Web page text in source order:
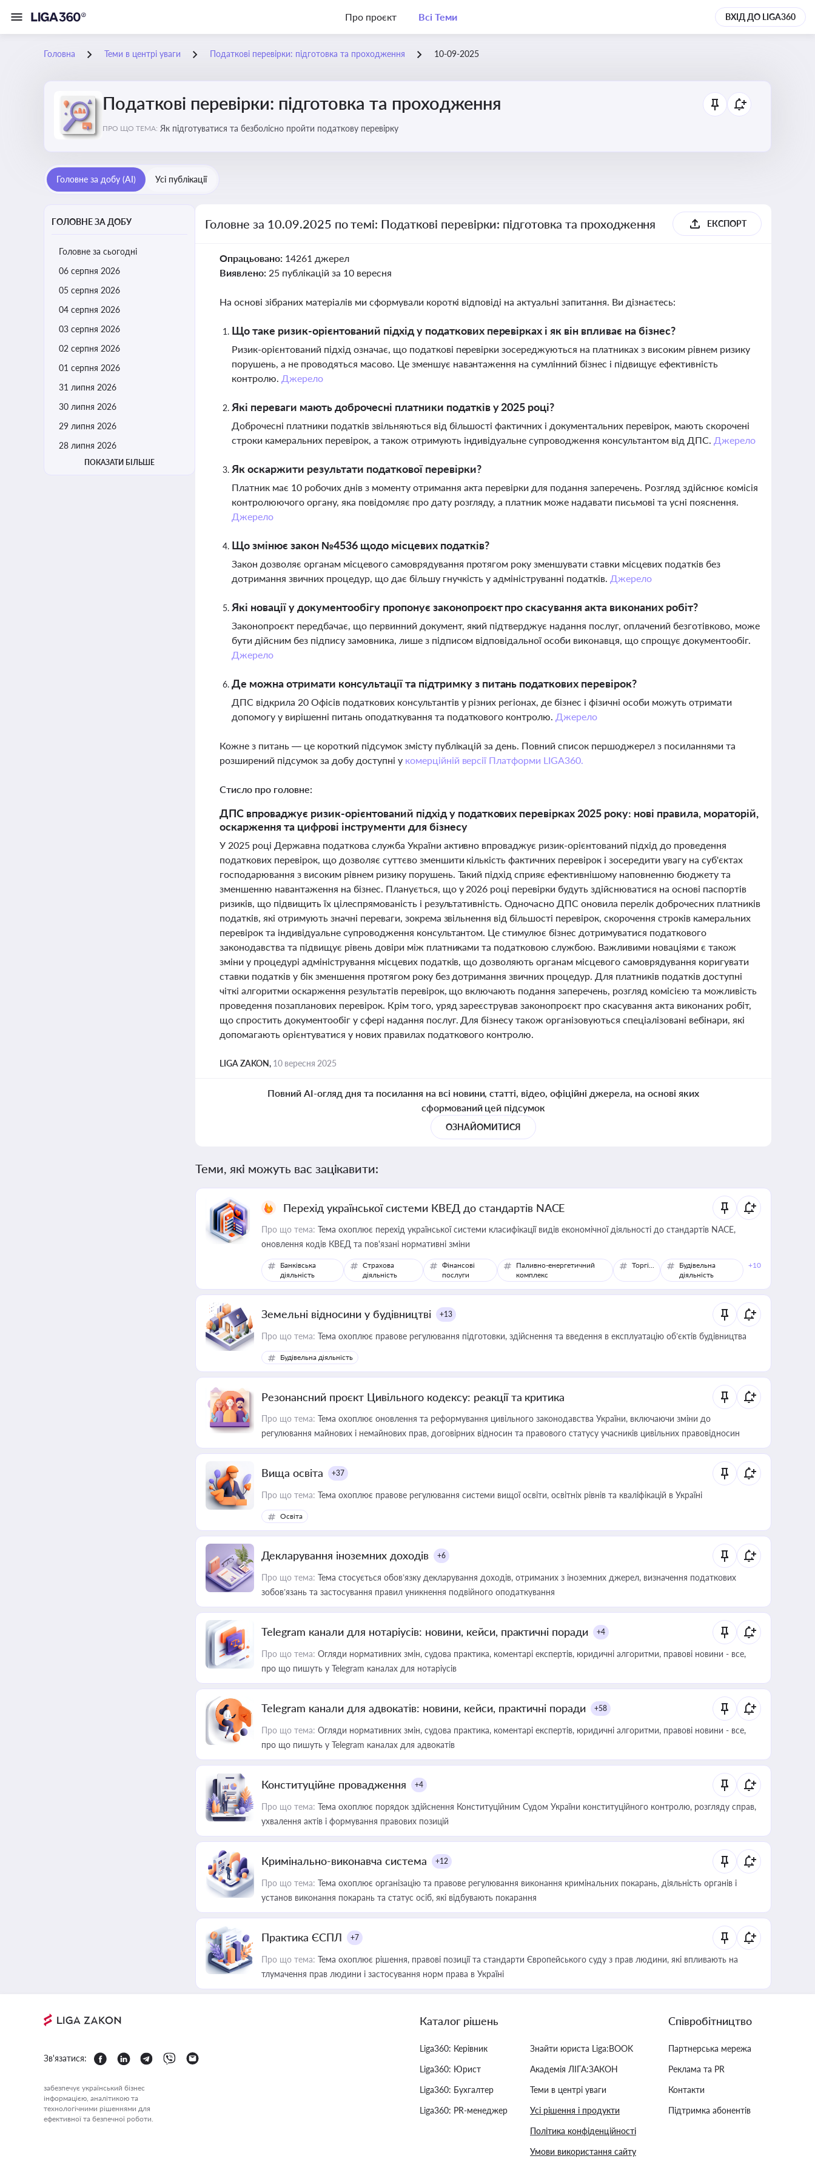
Про проєкт Всі Теми ВХІД ДО LIGA360
Головна Теми в центрі уваги Податкові перевірки: підготовка та проходження 10-09-2025
Податкові перевірки: підготовка та проходження
ПРО ЩО ТЕМА: Як підготуватися та безболісно пройти податкову перевірку
Головне за добу (AI) Усі публікації
ГОЛОВНЕ ЗА ДОБУ
Головне за сьогодні
06 серпня 2026
05 серпня 2026
04 серпня 2026
03 серпня 2026
02 серпня 2026
01 серпня 2026
31 липня 2026
30 липня 2026
29 липня 2026
28 липня 2026
ПОКАЗАТИ БІЛЬШЕ
Головне за 10.09.2025 по темі: Податкові перевірки: підготовка та проходження ЕКСПОРТ
Опрацьовано: 14261 джерел
Виявлено: 25 публікацій за 10 вересня
На основі зібраних матеріалів ми сформували короткі відповіді на актуальні запитання. Ви дізнаєтесь:
Що таке ризик-орієнтований підхід у податкових перевірках і як він впливає на бізнес?
Ризик-орієнтований підхід означає, що податкові перевірки зосереджуються на платниках з високим рівнем ризику
порушень, а не проводяться масово. Це зменшує навантаження на сумлінний бізнес і підвищує ефективність
контролю. Джерело
Які переваги мають доброчесні платники податків у 2025 році?
Доброчесні платники податків звільняються від більшості фактичних і документальних перевірок, мають скорочені
строки камеральних перевірок, а також отримують індивідуальне супроводження консультантом від ДПС. Джерело
Як оскаржити результати податкової перевірки?
Платник має 10 робочих днів з моменту отримання акта перевірки для подання заперечень. Розгляд здійснює комісія
контролюючого органу, яка повідомляє про дату розгляду, а платник може надавати письмові та усні пояснення.
Джерело
Що змінює закон №4536 щодо місцевих податків?
Закон дозволяє органам місцевого самоврядування протягом року зменшувати ставки місцевих податків без
дотримання звичних процедур, що дає більшу гнучкість у адмініструванні податків. Джерело
Які новації у документообігу пропонує законопроєкт про скасування акта виконаних робіт?
Законопроєкт передбачає, що первинний документ, який підтверджує надання послуг, оплачений безготівково, може
бути дійсним без підпису замовника, лише з підписом відповідальної особи виконавця, що спрощує документообіг.
Джерело
Де можна отримати консультації та підтримку з питань податкових перевірок?
ДПС відкрила 20 Офісів податкових консультантів у різних регіонах, де бізнес і фізичні особи можуть отримати
допомогу у вирішенні питань оподаткування та податкового контролю. Джерело
Кожне з питань — це короткий підсумок змісту публікацій за день. Повний список першоджерел з посиланнями та
розширений підсумок за добу доступні у комерційній версії Платформи LIGA360.
Стисло про головне:
ДПС впроваджує ризик-орієнтований підхід у податкових перевірках 2025 року: нові правила, мораторій,
оскарження та цифрові інструменти для бізнесу
У 2025 році Державна податкова служба України активно впроваджує ризик-орієнтований підхід до проведення
податкових перевірок, що дозволяє суттєво зменшити кількість фактичних перевірок і зосередити увагу на суб'єктах
господарювання з високим рівнем ризику порушень. Такий підхід сприяє ефективнішому наповненню бюджету та
зменшенню навантаження на бізнес. Планується, що у 2026 році перевірки будуть здійснюватися на основі паспортів
ризиків, що підвищить їх цілеспрямованість і результативність. Одночасно ДПС оновила перелік доброчесних платників
податків, які отримують значні переваги, зокрема звільнення від більшості перевірок, скорочення строків камеральних
перевірок та індивідуальне супроводження консультантом. Це стимулює бізнес дотримуватися податкового
законодавства та підвищує рівень довіри між платниками та податковою службою. Важливими новаціями є також
зміни у процедурі адміністрування місцевих податків, що дозволяють органам місцевого самоврядування коригувати
ставки податків у бік зменшення протягом року без дотримання звичних процедур. Для платників податків доступні
чіткі алгоритми оскарження результатів перевірок, що включають подання заперечень, розгляд комісією та можливість
проведення позапланових перевірок. Крім того, уряд зареєстрував законопроєкт про скасування акта виконаних робіт,
що спростить документообіг у сфері надання послуг. Для бізнесу також організовуються спеціалізовані вебінари, які
допомагають орієнтуватися у нових правилах податкового контролю.
LIGA ZAKON, 10 вересня 2025
Повний AI-огляд дня та посилання на всі новини, статті, відео, офіційні джерела, на основі яких
сформований цей підсумок
ОЗНАЙОМИТИСЯ
Теми, які можуть вас зацікавити:
Перехід української системи КВЕД до стандартів NACE
Про що тема: Тема охоплює перехід української системи класифікації видів економічної діяльності до стандартів NACE,
оновлення кодів КВЕД та пов'язані нормативні зміни
Банківська
діяльність
Страхова
діяльність
Фінансові
послуги
Паливно-енергетичний
комплекс
Торгівля
Будівельна
діяльність
+10
Земельні відносини у будівництві +13
Про що тема: Тема охоплює правове регулювання підготовки, здійснення та введення в експлуатацію об’єктів будівництва
Будівельна діяльність
Резонансний проєкт Цивільного кодексу: реакції та критика
Про що тема: Тема охоплює оновлення та реформування цивільного законодавства України, включаючи зміни до
регулювання майнових і немайнових прав, договірних відносин та правового статусу учасників цивільних правовідносин
Вища освіта +37
Про що тема: Тема охоплює правове регулювання системи вищої освіти, освітніх рівнів та кваліфікацій в Україні
Освіта
Декларування іноземних доходів +6
Про що тема: Тема стосується обов’язку декларування доходів, отриманих з іноземних джерел, визначення податкових
зобов’язань та застосування правил уникнення подвійного оподаткування
Telegram канали для нотаріусів: новини, кейси, практичні поради +4
Про що тема: Огляди нормативних змін, судова практика, коментарі експертів, юридичні алгоритми, правові новини - все,
про що пишуть у Telegram каналах для нотаріусів
Telegram канали для адвокатів: новини, кейси, практичні поради +58
Про що тема: Огляди нормативних змін, судова практика, коментарі експертів, юридичні алгоритми, правові новини - все,
про що пишуть у Telegram каналах для адвокатів
Конституційне провадження +4
Про що тема: Тема охоплює порядок здійснення Конституційним Судом України конституційного контролю, розгляду справ,
ухвалення актів і формування правових позицій
Кримінально-виконавча система +12
Про що тема: Тема охоплює організацію та правове регулювання виконання кримінальних покарань, діяльність органів і
установ виконання покарань та статус осіб, які відбувають покарання
Практика ЄСПЛ +7
Про що тема: Тема охоплює рішення, правові позиції та стандарти Європейського суду з прав людини, які впливають на
тлумачення прав людини і застосування норм права в Україні
Зв'язатися:
забезпечує український бізнес
інформацією, аналітикою та
технологічними рішеннями для
ефективної та безпечної роботи.
Каталог рішень
Liga360: Керівник
Liga360: Юрист
Liga360: Бухгалтер
Liga360: PR-менеджер
Знайти юриста Liga:BOOK
Академія ЛІГА:ЗАКОН
Теми в центрі уваги
Усі рішення і продукти
Політика конфіденційності
Умови використання сайту
Співробітництво
Партнерська мережа
Реклама та PR
Контакти
Підтримка абонентів